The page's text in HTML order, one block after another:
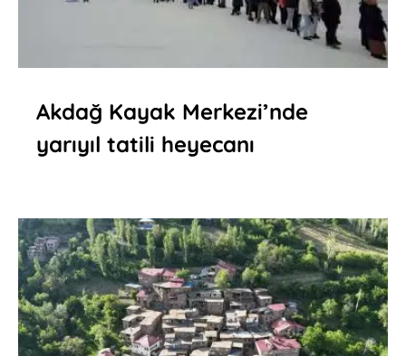
Akdağ Kayak Merkezi’nde
yarıyıl tatili heyecanı